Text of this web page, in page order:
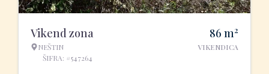
Vikend zona
NEŠTIN
ŠIFRA: #547264
86 m2
VIKENDICA